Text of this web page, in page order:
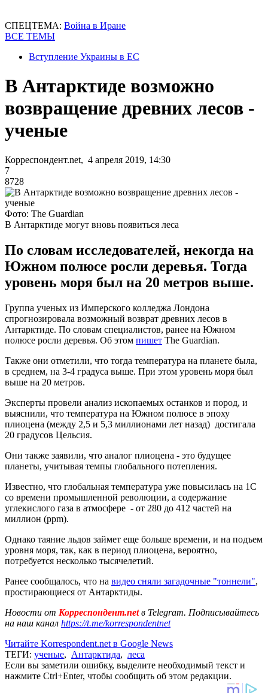
СПЕЦТЕМА: Война в Иране
ВСЕ ТЕМЫ
Вступление Украины в ЕС
В Антарктиде возможно
возвращение древних лесов -
ученые
Корреспондент.net, 4 апреля 2019, 14:30
7
8728
Фото: The Guardian
В Антарктиде могут вновь появиться леса
По словам исследователей, некогда на
Южном полюсе росли деревья. Тогда
уровень моря был на 20 метров выше.
Группа ученых из Имперского колледжа Лондона
спрогнозировала возможный возврат древних лесов в
Антарктиде. По словам специалистов, ранее на Южном
полюсе росли деревья. Об этом пишет The Guardian.
Также они отметили, что тогда температура на планете была,
в среднем, на 3-4 градуса выше. При этом уровень моря был
выше на 20 метров.
Эксперты провели анализ ископаемых останков и пород, и
выяснили, что температура на Южном полюсе в эпоху
плиоцена (между 2,5 и 5,3 миллионами лет назад) достигала
20 градусов Цельсия.
Они также заявили, что аналог плиоцена - это будущее
планеты, учитывая темпы глобального потепления.
Известно, что глобальная температура уже повысилась на 1C
со времени промышленной революции, а содержание
углекислого газа в атмосфере - от 280 до 412 частей на
миллион (ppm).
Однако таяние льдов займет еще больше времени, и на подъем
уровня моря, так, как в период плиоцена, вероятно,
потребуется несколько тысячелетий.
Ранее сообщалось, что на видео сняли загадочные "тоннели",
простирающиеся от Антарктиды.
Новости от Корреспондент.netв Telegram. Подписывайтесь
на наш канал https://t.me/korrespondentnet
Читайте Korrespondent.net в Google News
ТЕГИ: ученые, Антарктида, леса
Если вы заметили ошибку, выделите необходимый текст и
нажмите Ctrl+Enter, чтобы сообщить об этом редакции.